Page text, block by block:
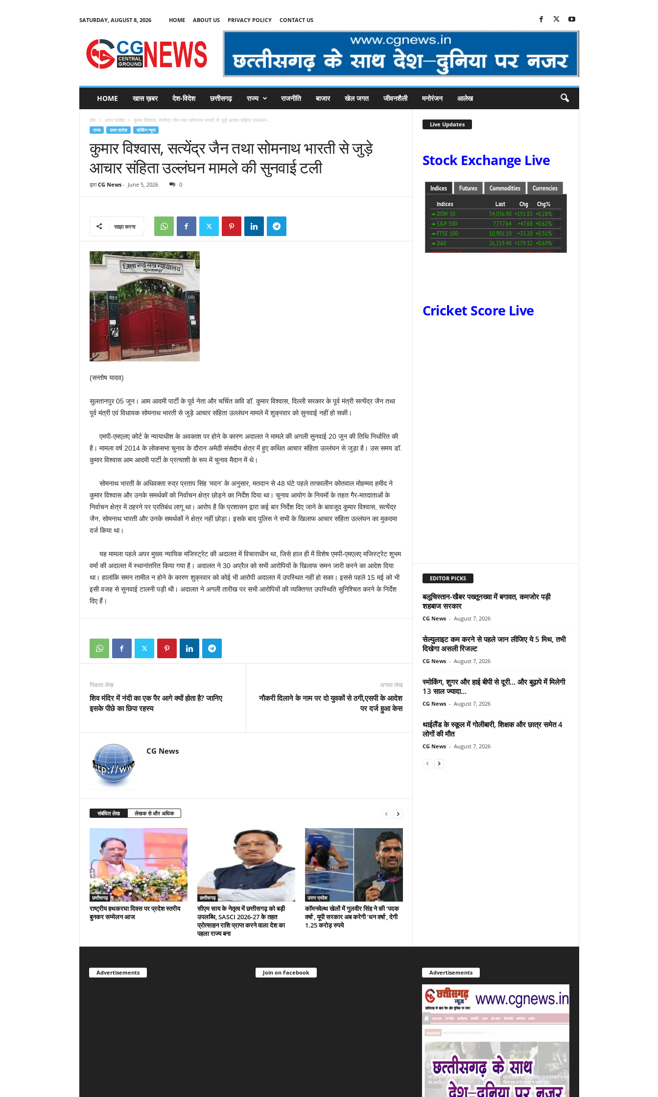
SATURDAY, AUGUST 8, 2026 HOME ABOUT US PRIVACY POLICY CONTACT US
C
HOME खास ख़बर देश-विदेश छत्तीसगढ़ राज्य राजनीति बाजार खेल जगत जीवनशैली मनोरंजन आलेख
होम उत्तर प्रदेश कुमार विश्वास, सत्येंद्र जैन तथा सोमनाथ भारती से जुड़े आचार संहिता उल्लंघन...
राज्य उत्तर प्रदेश ब्रेकिंग न्यूज
कुमार विश्वास, सत्येंद्र जैन तथा सोमनाथ भारती से जुड़े
आचार संहिता उल्लंघन मामले की सुनवाई टली
द्वारा CG News- June 5, 2026 0
साझा करना
(सन्तोष यादव)
सुलतानपुर 05 जून। आम आदमी पार्टी के पूर्व नेता और चर्चित कवि डॉ. कुमार विश्वास, दिल्ली सरकार के पूर्व मंत्री सत्येंद्र जैन तथा
पूर्व मंत्री एवं विधायक सोमनाथ भारती से जुड़े आचार संहिता उल्लंघन मामले में शुक्रवार को सुनवाई नहीं हो सकी।
एमपी-एमएलए कोर्ट के न्यायाधीश के अवकाश पर होने के कारण अदालत ने मामले की अगली सुनवाई 20 जून की तिथि निर्धारित की
है। मामला वर्ष 2014 के लोकसभा चुनाव के दौरान अमेठी संसदीय क्षेत्र में हुए कथित आचार संहिता उल्लंघन से जुड़ा है। उस समय डॉ.
कुमार विश्वास आम आदमी पार्टी के प्रत्याशी के रूप में चुनाव मैदान में थे।
सोमनाथ भारती के अधिवक्ता रुद्र प्रताप सिंह ‘मदन’ के अनुसार, मतदान से 48 घंटे पहले तत्कालीन कोतवाल मोहम्मद हमीद ने
कुमार विश्वास और उनके समर्थकों को निर्वाचन क्षेत्र छोड़ने का निर्देश दिया था। चुनाव आयोग के नियमों के तहत गैर-मतदाताओं के
निर्वाचन क्षेत्र में ठहरने पर प्रतिबंध लागू था। आरोप है कि प्रशासन द्वारा कई बार निर्देश दिए जाने के बावजूद कुमार विश्वास, सत्येंद्र
जैन, सोमनाथ भारती और उनके समर्थकों ने क्षेत्र नहीं छोड़ा। इसके बाद पुलिस ने सभी के खिलाफ आचार संहिता उल्लंघन का मुकदमा
दर्ज किया था।
यह मामला पहले अपर मुख्य न्यायिक मजिस्ट्रेट की अदालत में विचाराधीन था, जिसे हाल ही में विशेष एमपी-एमएलए मजिस्ट्रेट शुभम
वर्मा की अदालत में स्थानांतरित किया गया है। अदालत ने 30 अप्रैल को सभी आरोपियों के खिलाफ समन जारी करने का आदेश दिया
था। हालांकि समन तामील न होने के कारण शुक्रवार को कोई भी आरोपी अदालत में उपस्थित नहीं हो सका। इससे पहले 15 मई को भी
इसी वजह से सुनवाई टालनी पड़ी थी। अदालत ने अगली तारीख पर सभी आरोपियों की व्यक्तिगत उपस्थिति सुनिश्चित करने के निर्देश
दिए हैं।
पिछला लेख
शिव मंदिर में नंदी का एक पैर आगे क्यों होता है? जानिए
इसके पीछे का छिपा रहस्य
अगला लेख
नौकरी दिलाने के नाम पर दो युवकों से ठगी,एसपी के आदेश
पर दर्ज हुआ केस
CG News
संबंधित लेख लेखक से और अधिक
छत्तीसगढ़
राष्ट्रीय हथकरघा दिवस पर प्रदेश स्तरीय
बुनकर सम्मेलन आज
छत्तीसगढ़
सीएम साय के नेतृत्व में छत्तीसगढ़ को बड़ी
उपलब्धि, SASCI 2026-27 के तहत
प्रोत्साहन राशि प्राप्त करने वाला देश का
पहला राज्य बना
उत्तर प्रदेश
कॉमनवेल्थ खेलों में गुलवीर सिंह ने की ‘पदक
वर्षा’, यूपी सरकार अब करेगी ‘धन वर्षा’, देगी
1.25 करोड़ रुपये
Live Updates
Stock Exchange Live
Cricket Score Live
EDITOR PICKS
बलूचिस्तान-खैबर पख्तूनख्वा में बगावत, कमजोर पड़ी
शहबाज सरकार
CG News - August 7, 2026
सेल्युलाइट कम करने से पहले जान लीजिए ये 5 मिथ, तभी
दिखेगा असली रिजल्ट
CG News - August 7, 2026
स्मोकिंग, शुगर और हाई बीपी से दूरी… और बुढ़ापे में मिलेगी
13 साल ज्यादा...
CG News - August 7, 2026
थाईलैंड के स्कूल में गोलीबारी, शिक्षक और छात्र समेत 4
लोगों की मौत
CG News - August 7, 2026
Advertisements Join on Facebook Advertisements